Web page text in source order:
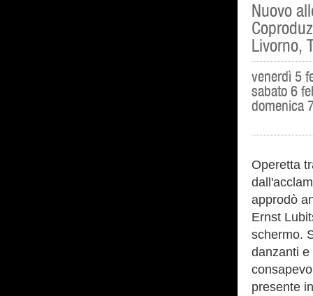
Nuovo
Livorno,
venerdì 5
sabato 6
domenica
Operetta
approdò
Ernst
schermo.
danzanti
presente